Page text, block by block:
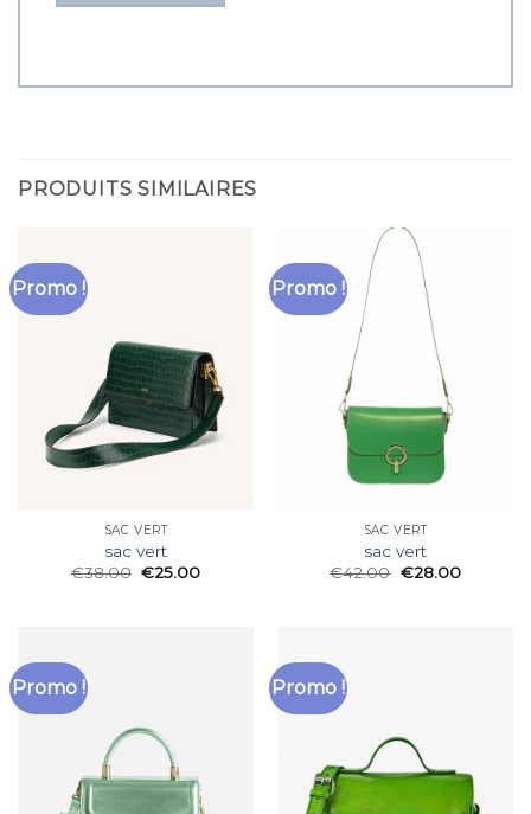
PRODUITS SIMILAIRES
Promo !
SAC VERT
sac vert
€38.00 €25.00
Promo !
SAC VERT
sac vert
€42.00 €28.00
Promo ! Promo !